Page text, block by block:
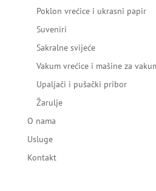
Poklon vrećice i ukrasni papir
Suveniri
Sakralne svijeće
Vakum vrećice i mašine za
Upaljači i pušački pribor
Žarulje
O nama
Usluge
Kontakt